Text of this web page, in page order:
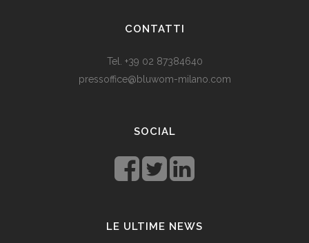
med dagens valutadevaluering må mange av oss ty til billige
stedet for dyre designerklokker.
CONTATTI
Tel. +39 02 87384640
pressoffice@bluwom-milano.com
Rolex replicasono un’ottima opzione che
SOCIAL
LE ULTIME NEWS